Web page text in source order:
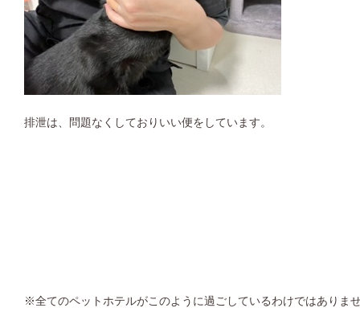
排泄は、問題なくしておりいい便をしています。
※全てのペットホテルがこのように過ごしているわけではありま